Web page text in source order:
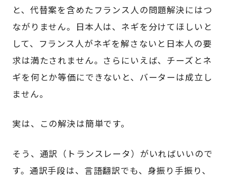
と、代替案を含めたフランス人の問題解決にはつ
ながりません。日本人は、ネギを分けてほしいと
して、フランス人がネギを解さないと日本人の要
求は満たされません。さらにいえば、チーズとネ
ギを何とか等価にできないと、バーターは成立し
ません。
実は、この解決は簡単です。
そう、通訳（トランスレータ）がいればいいので
す。通訳手段は、言語翻訳でも、身振り手振り、